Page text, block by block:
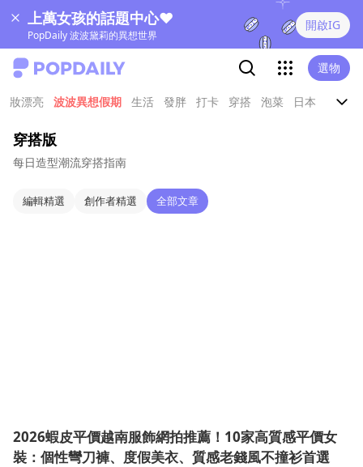
上萬女孩的話題中心❤
PopDaily 波波黛莉的異想世界
開啟IG
選物
妝漂亮 波波異想假期 生活 發胖 打卡 穿搭 泡菜 日本 娛樂
穿搭版
每日造型潮流穿搭指南
編輯精選 創作者精選 全部文章
2026蝦皮平價越南服飾網拍推薦！10家高質感平價女
裝：個性彎刀褲、度假美衣、質感老錢風不撞衫首選